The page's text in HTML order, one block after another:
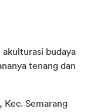
budaya
tenang dan
Kec. Semarang